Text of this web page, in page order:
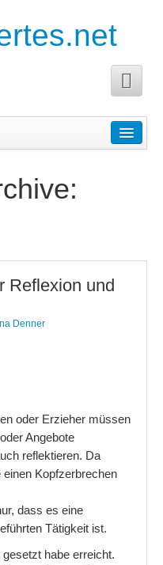
Projektes
achten sollte
nicht?
Reflexion und
Denner
oder Erzieher müssen
Angebote
reflektieren. Da
Kopfzerbrechen
dass es eine
Tätigkeit ist.
habe erreicht.